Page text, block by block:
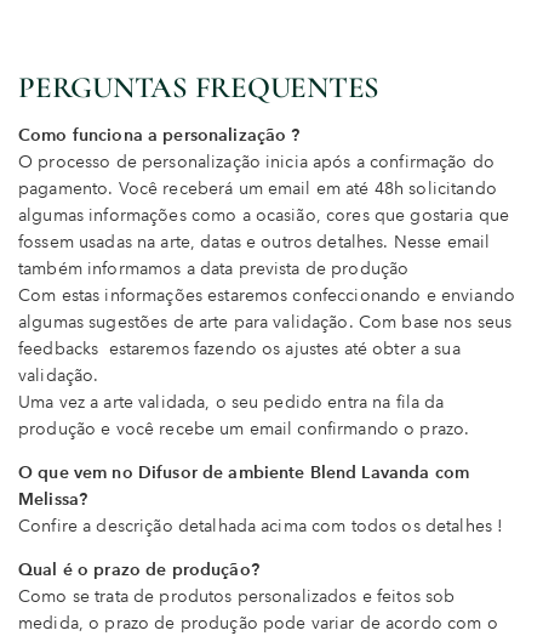
PERGUNTAS FREQUENTES
Como funciona a personalização ?
O processo de personalização inicia após a confirmação do
pagamento. Você receberá um email em até 48h solicitando
algumas informações como a ocasião, cores que gostaria que
fossem usadas na arte, datas e outros detalhes. Nesse email
também informamos a data prevista de produção
Com estas informações estaremos confeccionando e enviando
algumas sugestões de arte para validação. Com base nos seus
feedbacks estaremos fazendo os ajustes até obter a sua
validação.
Uma vez a arte validada, o seu pedido entra na fila da
produção e você recebe um email confirmando o prazo.
O que vem no Difusor de ambiente Blend Lavanda com
Melissa?
Confire a descrição detalhada acima com todos os detalhes !
Qual é o prazo de produção?
Como se trata de produtos personalizados e feitos sob
medida, o prazo de produção pode variar de acordo com o